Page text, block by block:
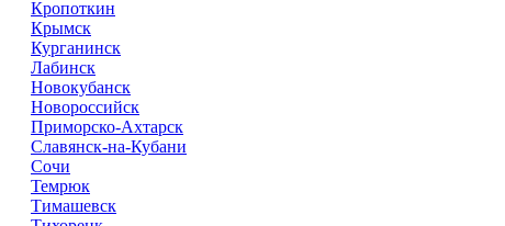
Кропоткин
Крымск
Курганинск
Лабинск
Новокубанск
Новороссийск
Приморско-Ахтарск
Славянск-на-Кубани
Сочи
Темрюк
Тимашевск